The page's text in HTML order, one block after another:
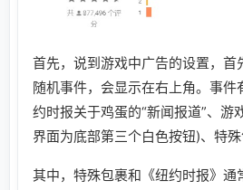
首先，说到游戏中广告的设置，首
随机事件，会显示在右上角。事件
约时报关于鸡蛋的“新闻报道”、游
界面为底部第三个白色按钮)、特殊
其中，特殊包裹和《纽约时报》通